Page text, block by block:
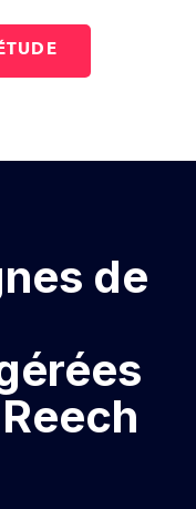
de